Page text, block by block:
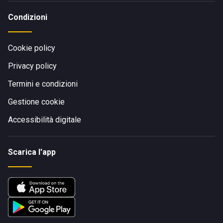
Condizioni
Cookie policy
Privacy policy
Termini e condizioni
Gestione cookie
Accessibilità digitale
Scarica l'app